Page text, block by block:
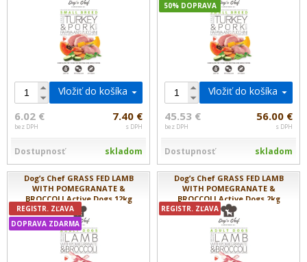
Vložiť do košíka
6.02 €
bez DPH
7.40 €
s DPH
Dostupnosť skladom
50% DOPRAVA
Vložiť do košíka
45.53 €
bez DPH
56.00 €
s DPH
Dostupnosť skladom
Dog’s Chef GRASS FED LAMB
WITH POMEGRANATE &
BROCCOLI Active Dogs 12kg
REGISTR. ZĽAVA
DOPRAVA ZDARMA
Dog’s Chef GRASS FED LAMB
WITH POMEGRANATE &
BROCCOLI Active Dogs 2kg
REGISTR. ZĽAVA